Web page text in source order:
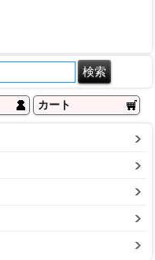
カート